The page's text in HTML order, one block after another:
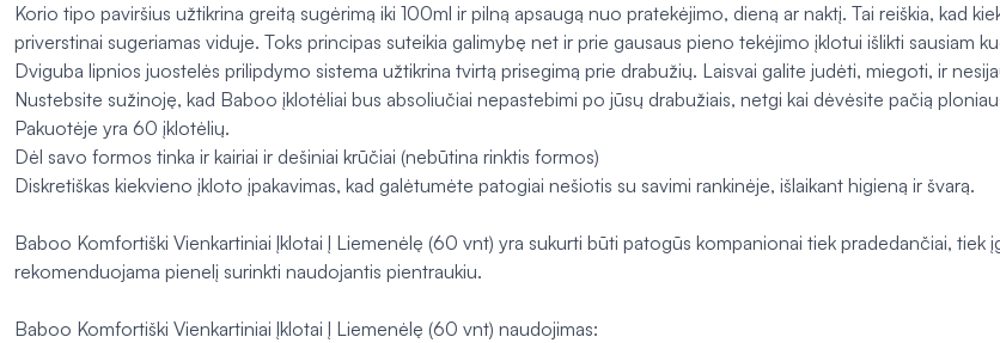
Korio tipo paviršius užtikrina greitą sugėrimą iki 100ml ir pilną apsaugą nuo pratekėjimo, dieną ar naktį. Tai reiškia, kad
priverstinai sugeriamas viduje. Toks principas suteikia galimybę net ir prie gausaus pieno tekėjimo įklotui išlikti sausiam
Dviguba lipnios juostelės prilipdymo sistema užtikrina tvirtą prisegimą prie drabužių. Laisvai galite judėti, miegoti, ir
Nustebsite sužinoję, kad Baboo įklotėliai bus absoliučiai nepastebimi po jūsų drabužiais, netgi kai dėvėsite pačią
Pakuotėje yra 60 įklotėlių.
Dėl savo formos tinka ir kairiai ir dešiniai krūčiai (nebūtina rinktis formos)
Diskretiškas kiekvieno įkloto įpakavimas, kad galėtumėte patogiai nešiotis su savimi rankinėje, išlaikant higieną ir švarą.
Baboo Komfortiški Vienkartiniai Įklotai Į Liemenėlę (60 vnt) yra sukurti būti patogūs kompanionai tiek pradedančiai, tiek
rekomenduojama pienelį surinkti naudojantis pientraukiu.
Baboo Komfortiški Vienkartiniai Įklotai Į Liemenėlę (60 vnt) naudojimas: